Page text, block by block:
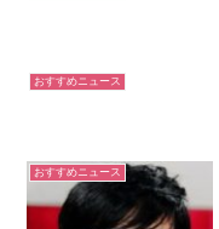
おすすめニュース
おすすめニュース